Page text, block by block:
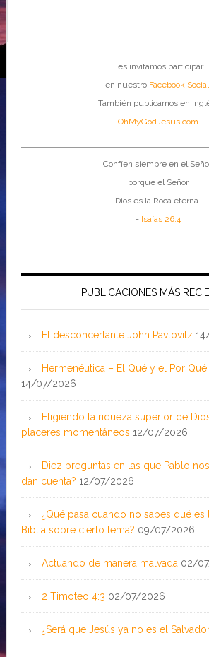
Les invitamos participar
en nuestro Facebook Social
También publicamos en
OhMyGodJesus.com
Confíen siempre en el
porque el Señor
Dios es la Roca eterna.
- Isaías 26:4
PUBLICACIONES MÁS
El desconcertante John Pavlovitz
Hermenéutica – El Qué y el Por
14/07/2026
Eligiendo la riqueza superior de
placeres momentáneos 12/07/2026
Diez preguntas en las que Pablo
dan cuenta? 12/07/2026
¿Qué pasa cuando no sabes qué
Biblia sobre cierto tema? 09/07/2026
Actuando de manera malvada 02/
2 Timoteo 4:3 02/07/2026
¿Será que Jesús ya no es el